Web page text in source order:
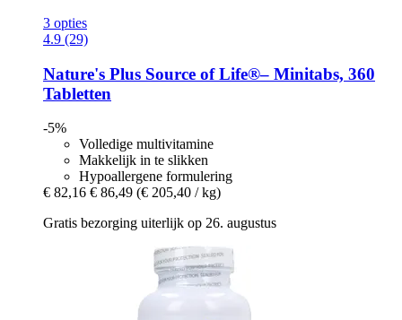
3 opties
4.9 (29)
Nature's Plus Source of Life®– Minitabs, 360
Tabletten
-5%
Volledige multivitamine
Makkelijk in te slikken
Hypoallergene formulering
€ 82,16 € 86,49 (€ 205,40 / kg)
Gratis bezorging uiterlijk op 26. augustus